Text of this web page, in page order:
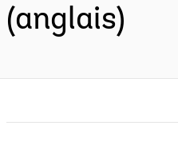
(anglais)